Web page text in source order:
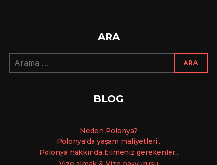
ARA
Arama:
ARA
BLOG
Neden Polonya?
Polonya'da yaşam maliyetleri..
Polonya hakkında bilmeniz gerekenler..